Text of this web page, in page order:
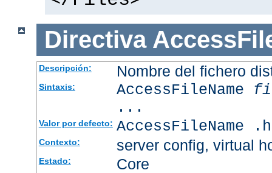
Directiva
Descripción: Nombre del fichero
Sintaxis: AccessFileName
...
Valor por defecto: AccessFileName
Contexto: server config, virtual
Estado: Core